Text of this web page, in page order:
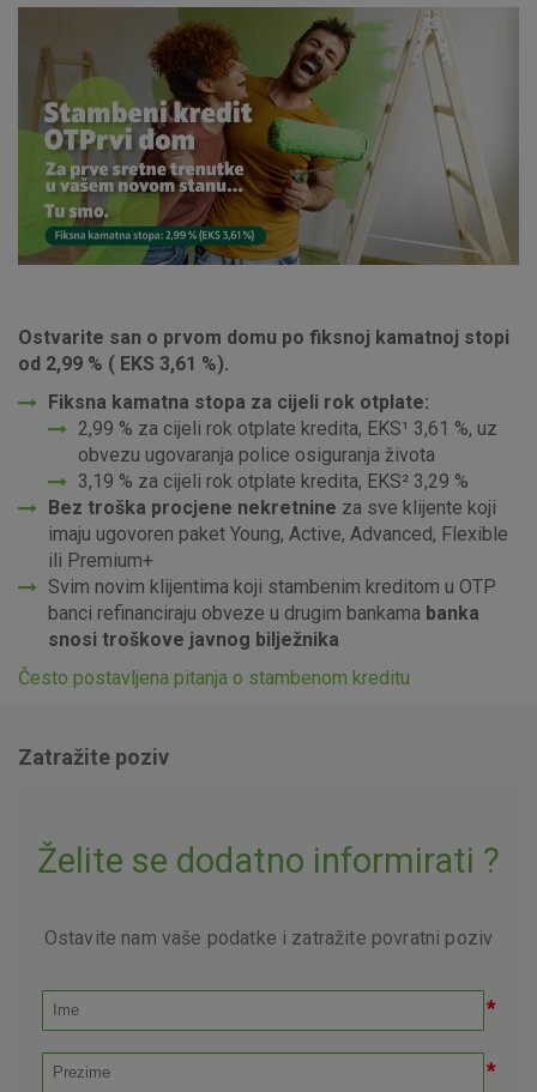
Ostvarite san o prvom domu po fiksnoj kamatnoj stopi
od 2,99 % ( EKS 3,61 %).
Fiksna kamatna stopa za cijeli rok otplate:
2,99 % za cijeli rok otplate kredita, EKS¹ 3,61 %, uz
obvezu ugovaranja police osiguranja života
3,19 % za cijeli rok otplate kredita, EKS² 3,29 %
Bez troška procjene nekretnine za sve klijente koji
imaju ugovoren paket Young, Active, Advanced, Flexible
ili Premium+
Svim novim klijentima koji stambenim kreditom u OTP
banci refinanciraju obveze u drugim bankama banka
snosi troškove javnog bilježnika
Često postavljena pitanja o stambenom kreditu
Zatražite poziv